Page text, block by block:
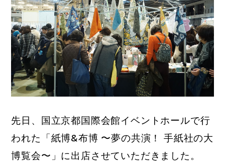
先日、国立京都国際会館イベントホールで行
われた「紙博&布博 〜夢の共演！ 手紙社の大
博覧会〜」に出店させていただきました。